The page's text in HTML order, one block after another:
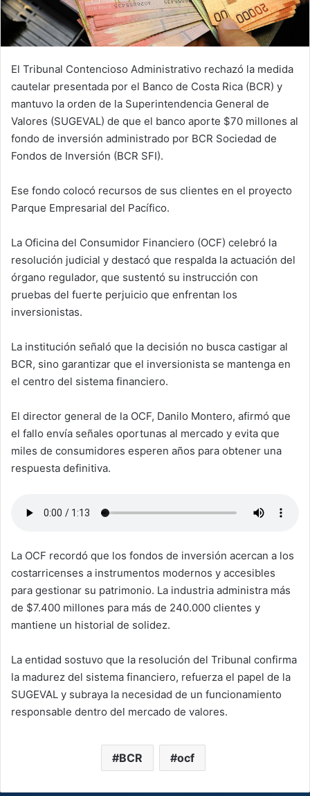
El Tribunal Contencioso Administrativo rechazó la medida
cautelar presentada por el Banco de Costa Rica (BCR) y
mantuvo la orden de la Superintendencia General de
Valores (SUGEVAL) de que el banco aporte $70 millones al
fondo de inversión administrado por BCR Sociedad de
Fondos de Inversión (BCR SFI).
Ese fondo colocó recursos de sus clientes en el proyecto
Parque Empresarial del Pacífico.
La Oficina del Consumidor Financiero (OCF) celebró la
resolución judicial y destacó que respalda la actuación del
órgano regulador, que sustentó su instrucción con
pruebas del fuerte perjuicio que enfrentan los
inversionistas.
La institución señaló que la decisión no busca castigar al
BCR, sino garantizar que el inversionista se mantenga en
el centro del sistema financiero.
El director general de la OCF, Danilo Montero, afirmó que
el fallo envía señales oportunas al mercado y evita que
miles de consumidores esperen años para obtener una
respuesta definitiva.
La OCF recordó que los fondos de inversión acercan a los
costarricenses a instrumentos modernos y accesibles
para gestionar su patrimonio. La industria administra más
de $7.400 millones para más de 240.000 clientes y
mantiene un historial de solidez.
La entidad sostuvo que la resolución del Tribunal confirma
la madurez del sistema financiero, refuerza el papel de la
SUGEVAL y subraya la necesidad de un funcionamiento
responsable dentro del mercado de valores.
BCR ocf